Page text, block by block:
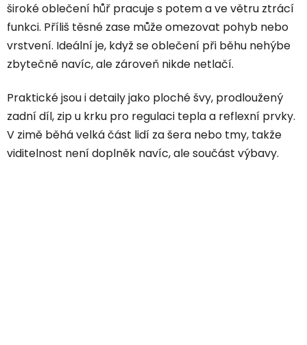
široké oblečení hůř pracuje s potem a ve větru ztrácí
funkci. Příliš těsné zase může omezovat pohyb nebo
vrstvení. Ideální je, když se oblečení při běhu nehýbe
zbytečně navíc, ale zároveň nikde netlačí.
Praktické jsou i detaily jako ploché švy, prodloužený
zadní díl, zip u krku pro regulaci tepla a reflexní prvky.
V zimě běhá velká část lidí za šera nebo tmy, takže
viditelnost není doplněk navíc, ale součást výbavy.